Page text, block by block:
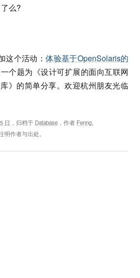
么?
这个活动：体验基于OpenSolaris的
一个题为《设计可扩展的面向互联网
》的简单分享。欢迎杭州朋友光临
日 ，归档于 Database ，作者 Fenng。
作者与出处。